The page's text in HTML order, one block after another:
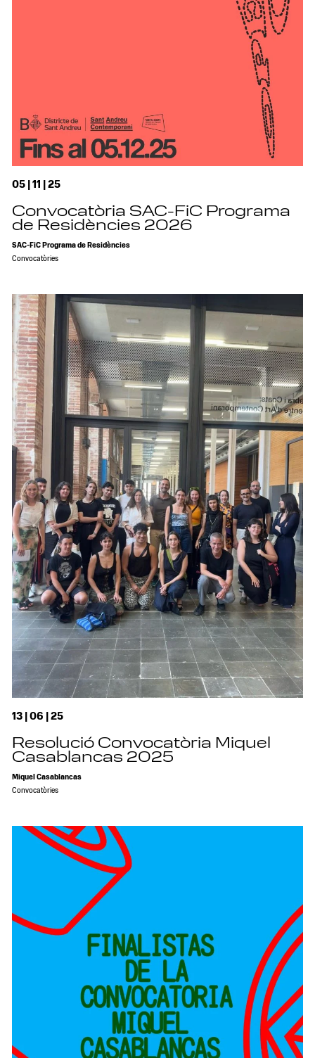
05 | 11 | 25
Convocatòria SAC-FiC Programa
de Residències 2026
SAC-FiC Programa de Residències
Convocatòries
13 | 06 | 25
Resolució Convocatòria Miquel
Casablancas 2025
Miquel Casablancas
Convocatòries